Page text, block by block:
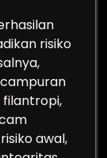
risiko
filantropi,
awal,